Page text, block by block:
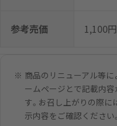
参考売価 1,100円
商品のリニューアル等に
ームページとで記載内
す。お召し上がりの際に
示内容をご確認ください。